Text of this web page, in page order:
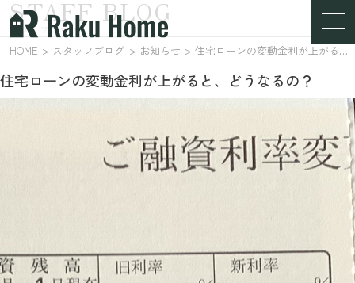
スタッフブログ
STAFF BLOG
HOME スタッフブログ お知らせ 住宅ローンの変動金利が上がると、どうなるの？
住宅ローンの変動金利が上がると、どうなるの？